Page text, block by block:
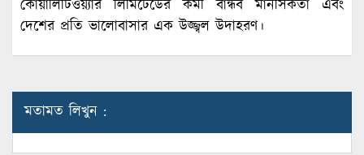
কোয়ালিটিওয়্যার লিমিটেডের কর্মী বান্ধব মানসিকতা এবং
দেশের প্রতি ভালোবাসার এক উজ্জ্বল উদাহরণ।
মতামত লিখুন :